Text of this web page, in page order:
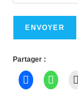
ENVOYER
Partager :